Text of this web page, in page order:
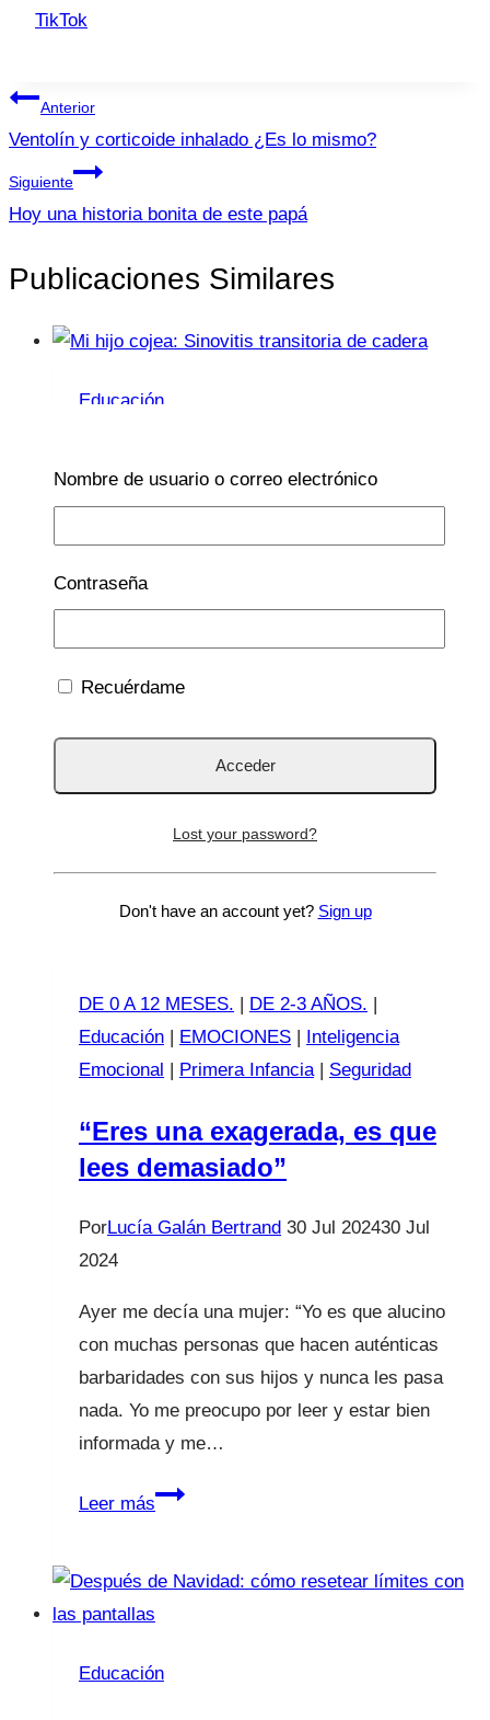
TikTok
Navegación
de
entradas
Anterior
Ventolín y corticoide inhalado ¿Es lo mismo?
Siguiente
Hoy una historia bonita de este papá
Publicaciones Similares
Educación
2023
Mi hijo cojea: Sinovitis transitoria de cadera
Tu hijo de pronto empieza a cojear y nos
hablaba sobre la cojera abordando un cuadro
relativamente frecuente que se
Leer más
cojea:
cadera
DE 0 A 12 MESES. | DE 2-3 AÑOS. |
Educación | EMOCIONES | Inteligencia
Emocional | Primera Infancia| Seguridad
“Eres una exagerada, es que
lees demasiado”
PorLucía Galán Bertrand 30 Jul 202430 Jul
2024
Ayer me decía una mujer: “Yo es que alucino
con muchas personas que hacen auténticas
barbaridades con sus hijos y nunca les pasa
nada. Yo me preocupo por leer y estar bien
informada y me…
Leer más“Eres
es
que
Educación
Nombre de usuario o correo electrónico
Contraseña
Recuérdame
Lost your password?
Don't have an account yet? Sign up